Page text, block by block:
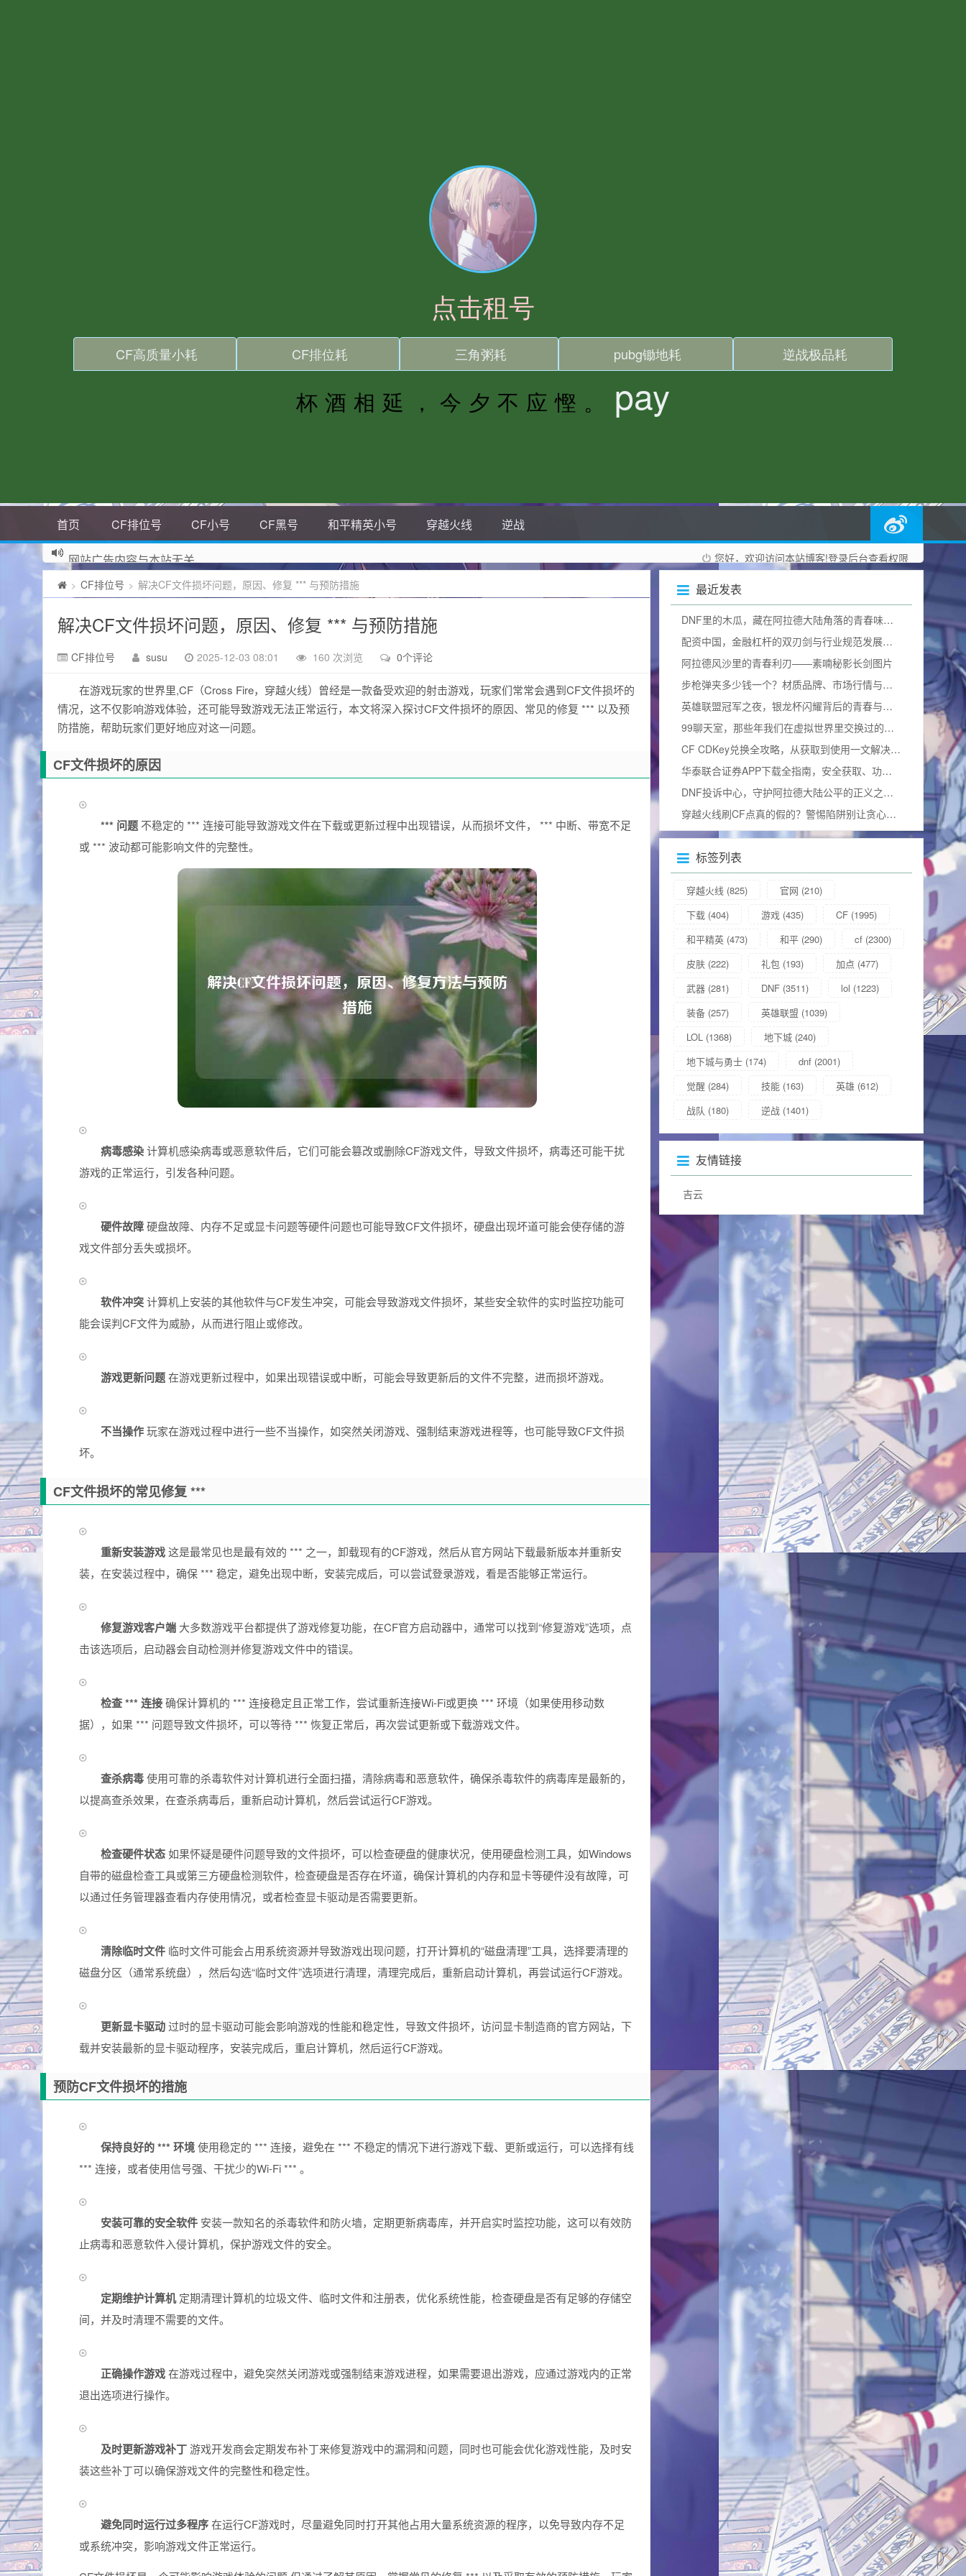
首页 CF排位号 CF小号 CF黑号 和平精英小号 穿越火线 逆战
您好，欢迎访问本站博客!登录后台查看权限
网站广告内容与本站无关
> CF排位号 > 解决CF文件损坏问题，原因、修复 *** 与预防措施
解决CF文件损坏问题，原因、修复 *** 与预防措施
CF排位号 susu 2025-12-03 08:01 160 次浏览 0个评论
在游戏玩家的世界里,CF（Cross Fire，穿越火线）曾经是一款备受欢迎的射击游戏，玩家们常常会遇到CF文件损坏的
情况，这不仅影响游戏体验，还可能导致游戏无法正常运行，本文将深入探讨CF文件损坏的原因、常见的修复 *** 以及预
防措施，帮助玩家们更好地应对这一问题。
CF文件损坏的原因
*** 问题 不稳定的 *** 连接可能导致游戏文件在下载或更新过程中出现错误，从而损坏文件， *** 中断、带宽不足
或 *** 波动都可能影响文件的完整性。
病毒感染计算机感染病毒或恶意软件后，它们可能会篡改或删除CF游戏文件，导致文件损坏，病毒还可能干扰
游戏的正常运行，引发各种问题。
硬件故障硬盘故障、内存不足或显卡问题等硬件问题也可能导致CF文件损坏，硬盘出现坏道可能会使存储的游
戏文件部分丢失或损坏。
软件冲突计算机上安装的其他软件与CF发生冲突，可能会导致游戏文件损坏，某些安全软件的实时监控功能可
能会误判CF文件为威胁，从而进行阻止或修改。
游戏更新问题在游戏更新过程中，如果出现错误或中断，可能会导致更新后的文件不完整，进而损坏游戏。
不当操作玩家在游戏过程中进行一些不当操作，如突然关闭游戏、强制结束游戏进程等，也可能导致CF文件损
坏。
CF文件损坏的常见修复 ***
重新安装游戏这是最常见也是最有效的 *** 之一，卸载现有的CF游戏，然后从官方网站下载最新版本并重新安
装，在安装过程中，确保 *** 稳定，避免出现中断，安装完成后，可以尝试登录游戏，看是否能够正常运行。
修复游戏客户端 大多数游戏平台都提供了游戏修复功能，在CF官方启动器中，通常可以找到“修复游戏”选项，点
击该选项后，启动器会自动检测并修复游戏文件中的错误。
检查 *** 连接确保计算机的 *** 连接稳定且正常工作，尝试重新连接Wi-Fi或更换 *** 环境（如果使用移动数
据），如果 *** 问题导致文件损坏，可以等待 *** 恢复正常后，再次尝试更新或下载游戏文件。
查杀病毒使用可靠的杀毒软件对计算机进行全面扫描，清除病毒和恶意软件，确保杀毒软件的病毒库是最新的，
以提高查杀效果，在查杀病毒后，重新启动计算机，然后尝试运行CF游戏。
检查硬件状态如果怀疑是硬件问题导致的文件损坏，可以检查硬盘的健康状况，使用硬盘检测工具，如Windows
自带的磁盘检查工具或第三方硬盘检测软件，检查硬盘是否存在坏道，确保计算机的内存和显卡等硬件没有故障，可
以通过任务管理器查看内存使用情况，或者检查显卡驱动是否需要更新。
清除临时文件 临时文件可能会占用系统资源并导致游戏出现问题，打开计算机的“磁盘清理”工具，选择要清理的
磁盘分区（通常系统盘），然后勾选“临时文件”选项进行清理，清理完成后，重新启动计算机，再尝试运行CF游戏。
更新显卡驱动过时的显卡驱动可能会影响游戏的性能和稳定性，导致文件损坏，访问显卡制造商的官方网站，下
载并安装最新的显卡驱动程序，安装完成后，重启计算机，然后运行CF游戏。
预防CF文件损坏的措施
保持良好的 *** 环境使用稳定的 *** 连接，避免在 *** 不稳定的情况下进行游戏下载、更新或运行，可以选择有线
*** 连接，或者使用信号强、干扰少的Wi-Fi *** 。
安装可靠的安全软件 安装一款知名的杀毒软件和防火墙，定期更新病毒库，并开启实时监控功能，这可以有效防
止病毒和恶意软件入侵计算机，保护游戏文件的安全。
定期维护计算机定期清理计算机的垃圾文件、临时文件和注册表，优化系统性能，检查硬盘是否有足够的存储空
间，并及时清理不需要的文件。
正确操作游戏在游戏过程中，避免突然关闭游戏或强制结束游戏进程，如果需要退出游戏，应通过游戏内的正常
退出选项进行操作。
及时更新游戏补丁游戏开发商会定期发布补丁来修复游戏中的漏洞和问题，同时也可能会优化游戏性能，及时安
装这些补丁可以确保游戏文件的完整性和稳定性。
避免同时运行过多程序在运行CF游戏时，尽量避免同时打开其他占用大量系统资源的程序，以免导致内存不足
或系统冲突，影响游戏文件正常运行。
最近发表
DNF里的木瓜，藏在阿拉德大陆角落的青春味道dnf木瓜有什么用
配资中国，金融杠杆的双刃剑与行业规范发展之路
阿拉德风沙里的青春利刃——素喃秘影长剑图片
步枪弹夹多少钱一个？材质品牌、市场行情与合法边界全揭秘
英雄联盟冠军之夜，银龙杯闪耀背后的青春与热血加冕礼
99聊天室，那些年我们在虚拟世界里交换过的青春
CF CDKey兑换全攻略，从获取到使用一文解决所有疑问（含2025兑换码）
华泰联合证券APP下载全指南，安全获取、功能解析与使用技巧
DNF投诉中心，守护阿拉德大陆公平的正义之门官方网站
穿越火线刷CF点真的假的？警惕陷阱别让贪心毁掉游戏体验
标签列表
穿越火线 (825) 官网 (210)
下载 (404) 游戏 (435) CF (1995)
和平精英 (473) 和平 (290) cf (2300)
皮肤 (222) 礼包 (193) 加点 (477)
武器 (281) DNF (3511) lol (1223)
装备 (257) 英雄联盟 (1039)
LOL (1368) 地下城 (240)
地下城与勇士 (174) dnf (2001)
觉醒 (284) 技能 (163) 英雄 (612)
战队 (180) 逆战 (1401)
友情链接
吉云